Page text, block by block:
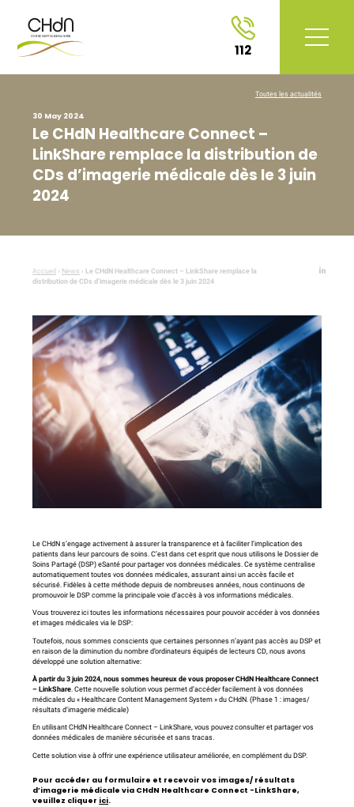
112
30 May 2024
Le CHdN Healthcare Connect –
LinkShare remplace la distribution de
CDs d’imagerie médicale dès le 3 juin
2024
Toutes les actualités
Accueil › News › Le CHdN Healthcare Connect – LinkShare remplace la
distribution de CDs d’imagerie médicale dès le 3 juin 2024
Le CHdN s’engage activement à assurer la transparence et à faciliter l’implication des
patients dans leur parcours de soins. C’est dans cet esprit que nous utilisons le Dossier de
Soins Partagé (DSP) eSanté pour partager vos données médicales. Ce système centralise
automatiquement toutes vos données médicales, assurant ainsi un accès facile et
sécurisé. Fidèles à cette méthode depuis de nombreuses années, nous continuons de
promouvoir le DSP comme la principale voie d’accès à vos informations médicales.
Vous trouverez ici toutes les informations nécessaires pour pouvoir accéder à vos données
et images médicales via le DSP:
Toutefois, nous sommes conscients que certaines personnes n’ayant pas accès au DSP et
en raison de la diminution du nombre d’ordinateurs équipés de lecteurs CD, nous avons
développé une solution alternative:
À partir du 3 juin 2024, nous sommes heureux de vous proposer CHdN Healthcare Connect
– LinkShare . Cette nouvelle solution vous permet d’accéder facilement à vos données
médicales du « Healthcare Content Management System » du CHdN. (Phase 1 : images/
résultats d’imagerie médicale)
En utilisant CHdN Healthcare Connect – LinkShare, vous pouvez consulter et partager vos
données médicales de manière sécurisée et sans tracas.
Cette solution vise à offrir une expérience utilisateur améliorée, en complément du DSP.
Pour accéder au formulaire et recevoir vos images/ résultats
d’imagerie médicale via CHdN Healthcare Connect -LinkShare,
veuillez cliquer ici.